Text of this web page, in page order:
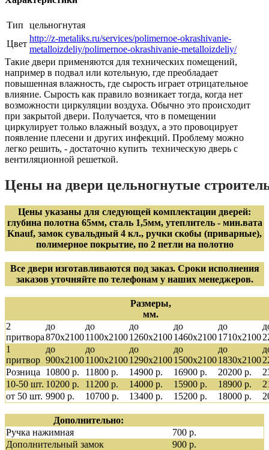
Тип
цельногнутая
Цвет
http://z-metaliks.ru/services/polimernoe-okrashivanie-
metalloizdeliy/polimernoe-okrashivanie-metalloizdeliy/
Такие двери применяются для технических помещений,
например в подвал или котельную, где преобладает
повышенная влажность, где сырость играет отрицательное
влияние. Сырость как правило возникает тогда, когда нет
возможности циркуляции воздуха. Обычно это происходит
при закрытой двери. Получается, что в помещении
циркулирует только влажный воздух, а это провоцирует
появление плесени и других инфекций. Проблему можно
легко решить, - достаточно купить техническую дверь с
вентиляционной решеткой.
Цены на двери цельногнутые
Цены указаны для следующей комплектации дверей:
глубина полотна 65мм, сталь 1,5мм, утеплитель - мин.вата
Knauf, замок сувальдный 4 кл., ручки скобы (приварные),
полимерное покрытие, по 2 петли на полотно
Все двери изготавливаются под заказ. Сроки исполнения
заказов уточняйте по телефонам у наших менеджеров.
Размеры,
мм.
2
притвора
до
870х2100
до
1100х2100
до
1260х2100
до
1460х2100
до
1710х2100
1
притвор
до
900х2100
до
1100х2100
до
1290х2100
до
1500х2100
до
1830х2100
Розница
10800 р. 11800 р. 14900 р. 16900 р. 20200 р.
10-50 шт. 10200 р. 11200 р. 14000 р. 15900 р. 18900 р.
от 50 шт. 9900 р. 10700 р. 13400 р. 15200 р. 18000 р.
Дополнительно:
Ручка нажимная
700 р.
Дополнительный замок
900 р.